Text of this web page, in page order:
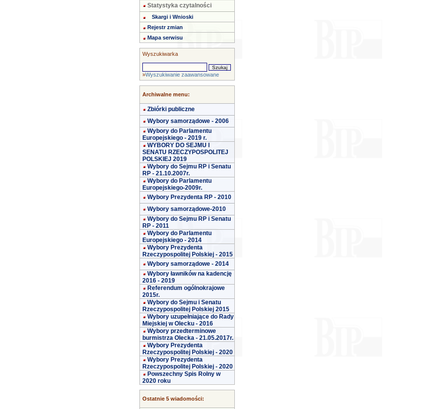
Statystyka czytalności
Skargi i Wnioski
Rejestr zmian
Mapa serwisu
Wyszukiwarka
»Wyszukiwanie zaawansowane
Archiwalne menu:
Zbiórki publiczne
Wybory samorządowe - 2006
Wybory do Parlamentu
Europejskiego - 2019 r.
WYBORY DO SEJMU I
SENATU RZECZYPOSPOLITEJ
POLSKIEJ 2019
Wybory do Sejmu RP i Senatu
RP - 21.10.2007r.
Wybory do Parlamentu
Europejskiego-2009r.
Wybory Prezydenta RP - 2010
Wybory samorządowe-2010
Wybory do Sejmu RP i Senatu
RP - 2011
Wybory do Parlamentu
Europejskiego - 2014
Wybory Prezydenta
Rzeczypospolitej Polskiej - 2015
Wybory samorządowe - 2014
Wybory ławników na kadencję
2016 - 2019
Referendum ogólnokrajowe
2015r.
Wybory do Sejmu i Senatu
Rzeczypospolitej Polskiej 2015
Wybory uzupełniające do Rady
Miejskiej w Olecku - 2016
Wybory przedterminowe
burmistrza Olecka - 21.05.2017r.
Wybory Prezydenta
Rzeczypospolitej Polskiej - 2020
Wybory Prezydenta
Rzeczypospolitej Polskiej - 2020
Powszechny Spis Rolny w
2020 roku
Ostatnie 5 wiadomości: